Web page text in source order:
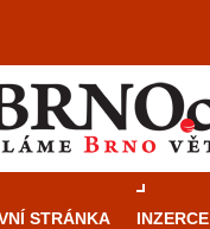
STRÁNKA INZERCE